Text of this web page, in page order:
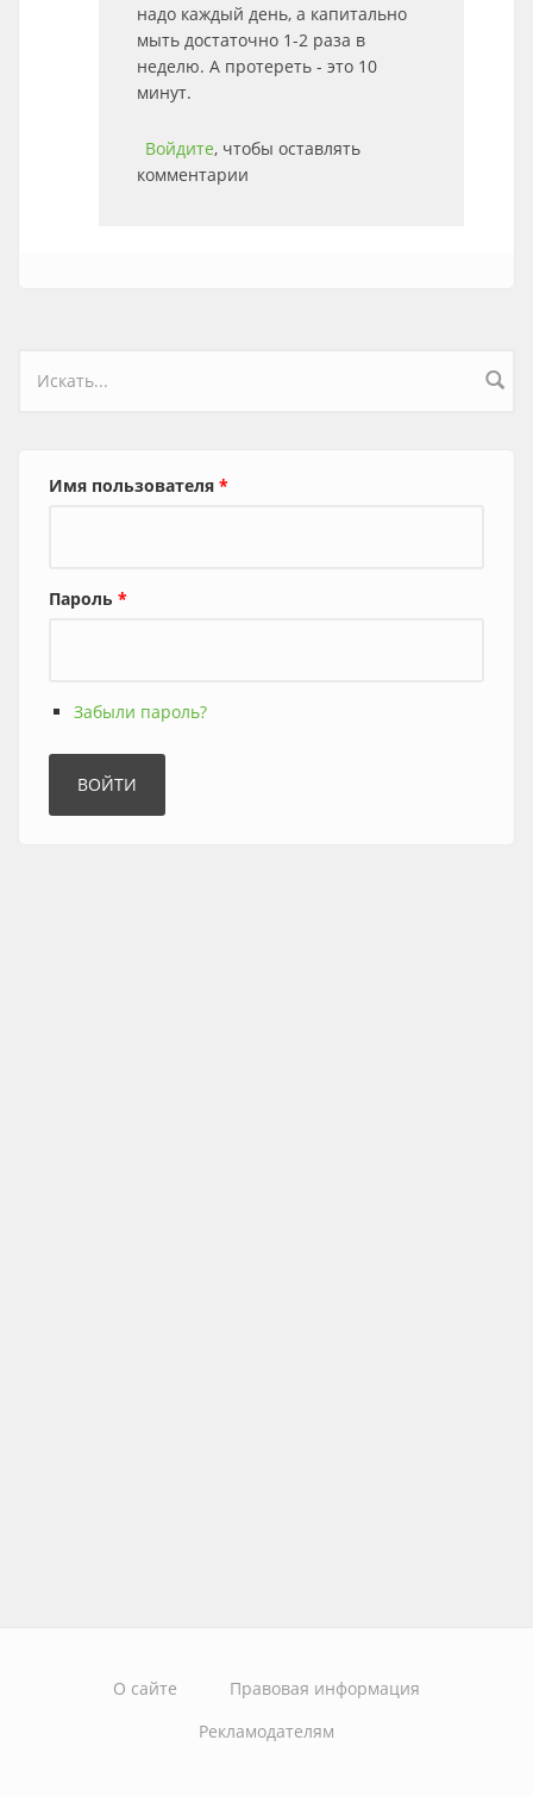
надо каждый день, а капитально
мыть достаточно 1-2 раза в
неделю. А протереть - это 10
минут.
Войдите, чтобы оставлять
комментарии
Форма поиска
Имя пользователя *
Пароль *
Забыли пароль?
О сайте
Правовая информация
Рекламодателям